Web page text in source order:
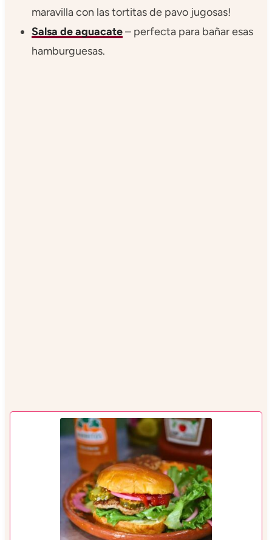
maravilla con las tortitas de pavo jugosas!
Salsa de aguacate– perfecta para bañar esas
hamburguesas.